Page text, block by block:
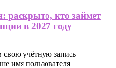
раскрыто, кто займет
в 2027 году
свою учётную запись
имя пользователя